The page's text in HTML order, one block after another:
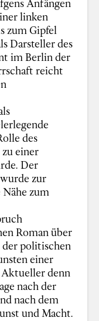
linken
zum Gipfel
Darsteller des
im Berlin der
reicht
des
zu einer
Der
zur
zum
Roman über
politischen
einer
Aktueller denn
nach der
nach dem
und Macht.